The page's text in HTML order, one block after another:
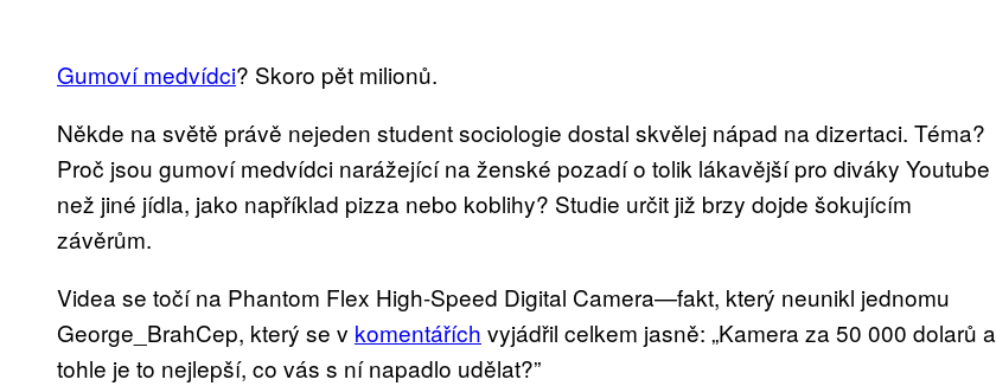
Gumoví medvídci? Skoro pět milionů.
Někde na světě právě nejeden student sociologie dostal skvělej nápad na dizertaci. Téma?
Proč jsou gumoví medvídci narážející na ženské pozadí o tolik lákavější pro diváky Youtube
než jiné jídla, jako například pizza nebo koblihy? Studie určit již brzy dojde šokujícím
závěrům.
Videa se točí na Phantom Flex High-Speed Digital Camera—fakt, který neunikl jednomu
George_BrahCep, který se v komentářích vyjádřil celkem jasně: „Kamera za 50 000 dolarů a
tohle je to nejlepší, co vás s ní napadlo udělat?”